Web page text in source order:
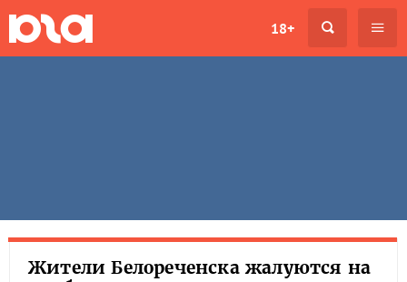
18+
Жители Белореченска жалуются на